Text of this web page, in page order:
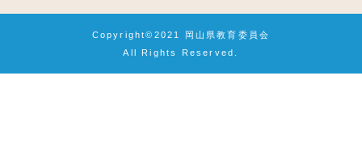
Copyright©2021 岡山県教育委員会
All Rights Reserved.